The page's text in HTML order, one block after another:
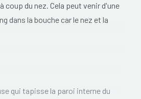
du nez. Cela peut venir d'une
dans la bouche car le nez et la
qui tapisse la paroi interne du